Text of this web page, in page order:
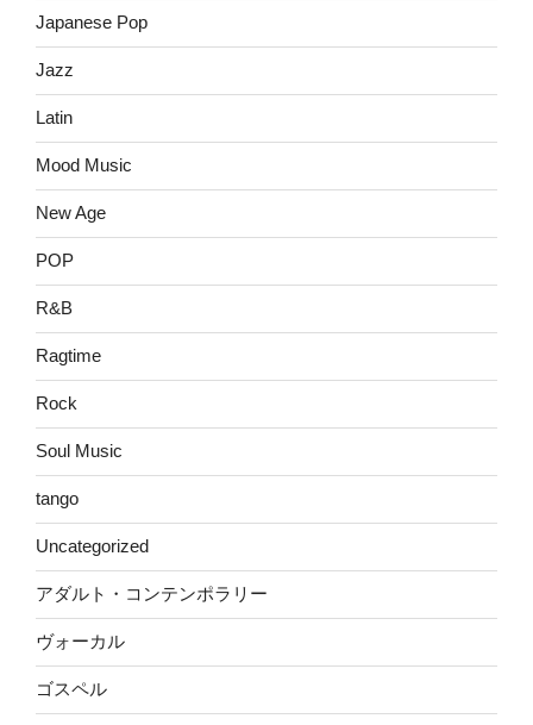
Japanese Pop
Jazz
Latin
Mood Music
New Age
POP
R&B
Ragtime
Rock
Soul Music
tango
Uncategorized
アダルト・コンテンポラリー
ヴォーカル
ゴスペル